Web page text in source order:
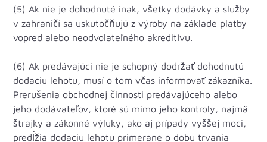
(5) Ak nie je dohodnuté inak, všetky dodávky a služby
v zahraničí sa uskutočňujú z výroby na základe platby
vopred alebo neodvolateľného akreditívu.
(6) Ak predávajúci nie je schopný dodržať dohodnutú
dodaciu lehotu, musí o tom včas informovať zákazníka.
Prerušenia obchodnej činnosti predávajúceho alebo
jeho dodávateľov, ktoré sú mimo jeho kontroly, najmä
štrajky a zákonné výluky, ako aj prípady vyššej moci,
predĺžia dodaciu lehotu primerane o dobu trvania